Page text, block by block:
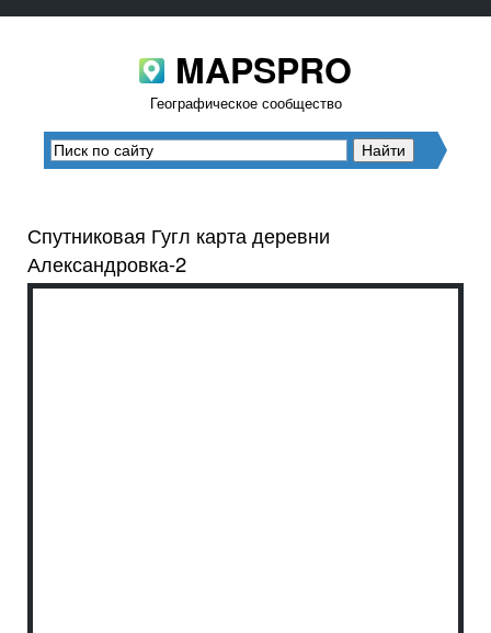
MAPSPRO
Географическое сообщество
Спутниковая Гугл карта деревни
Александровка-2